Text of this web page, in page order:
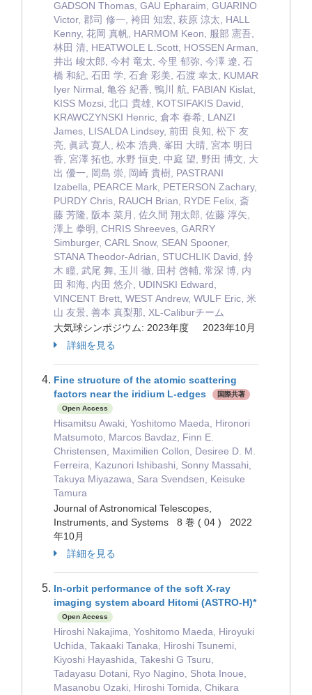
GADSON Thomas, GAU Epharaim, GUARINO
Victor, 郡司 修一, 袴田 知宏, 萩原 涼太, HALL
Kenny, 花岡 真帆, HARMOM Keon, 服部 憲吾,
林田 清, HEATWOLE L.Scott, HOSSEN Arman,
井出 峻太郎, 今村 竜太, 今里 郁弥, 今澤 遼, 石
橋 和紀, 石田 学, 石倉 彩美, 石渡 幸太, KUMAR
Iyer Nirmal, 亀谷 紀香, 鴨川 航, FABIAN Kislat,
KISS Mozsi, 北口 貴雄, KOTSIFAKIS David,
KRAWCZYNSKI Henric, 倉本 春希, LANZI
James, LISALDA Lindsey, 前田 良知, 松下 友
亮, 眞武 寛人, 松本 浩典, 峯田 大晴, 宮本 明日
香, 宮澤 拓也, 水野 恒史, 中庭 望, 野田 博文, 大
出 優一, 岡島 崇, 岡崎 貴樹, PASTRANI
Izabella, PEARCE Mark, PETERSON Zachary,
PURDY Chris, RAUCH Brian, RYDE Felix, 斎
藤 芳隆, 阪本 菜月, 佐久間 翔太郎, 佐藤 淳矢,
澤上 拳明, CHRIS Shreeves, GARRY
Simburger, CARL Snow, SEAN Spooner,
STANA Theodor-Adrian, STUCHLIK David, 鈴
木 瞳, 武尾 舞, 玉川 徹, 田村 啓輔, 常深 博, 内
田 和海, 内田 悠介, UDINSKI Edward,
VINCENT Brett, WEST Andrew, WULF Eric, 米
山 友景, 善本 真梨那, XL-Caliburチーム
大気球シンポジウム: 2023年度 2023年10月
詳細を見る
Fine structure of the atomic scattering
factors near the iridium L-edges
国際共著
Open Access
Hisamitsu Awaki, Yoshitomo Maeda, Hironori
Matsumoto, Marcos Bavdaz, Finn E.
Christensen, Maximilien Collon, Desiree D. M.
Ferreira, Kazunori Ishibashi, Sonny Massahi,
Takuya Miyazawa, Sara Svendsen, Keisuke
Tamura
Journal of Astronomical Telescopes,
Instruments, and Systems 8 巻 ( 04 ) 2022
年10月
詳細を見る
In-orbit performance of the soft X-ray
imaging system aboard Hitomi (ASTRO-H)*
Open Access
Hiroshi Nakajima, Yoshitomo Maeda, Hiroyuki
Uchida, Takaaki Tanaka, Hiroshi Tsunemi,
Kiyoshi Hayashida, Takeshi G Tsuru,
Tadayasu Dotani, Ryo Nagino, Shota Inoue,
Masanobu Ozaki, Hiroshi Tomida, Chikara